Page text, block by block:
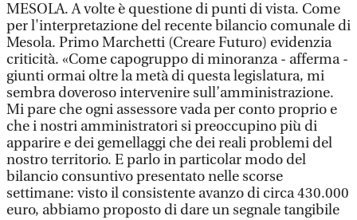
MESOLA. A volte è questione di punti di vista. Come
per l'interpretazione del recente bilancio comunale di
Mesola. Primo Marchetti (Creare Futuro) evidenzia
criticità. «Come capogruppo di minoranza - afferma -
giunti ormai oltre la metà di questa legislatura, mi
sembra doveroso intervenire sull’amministrazione.
Mi pare che ogni assessore vada per conto proprio e
che i nostri amministratori si preoccupino più di
apparire e dei gemellaggi che dei reali problemi del
nostro territorio. E parlo in particolar modo del
bilancio consuntivo presentato nelle scorse
settimane: visto il consistente avanzo di circa 430.000
euro, abbiamo proposto di dare un segnale tangibile